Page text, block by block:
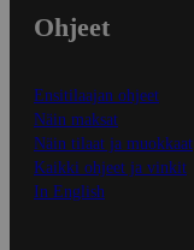
Ohjeet
Ensitilaajan ohjeet
Näin maksat
Näin tilaat ja muokkaat
Kaikki ohjeet ja vinkit
In English